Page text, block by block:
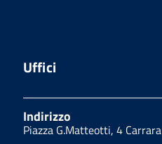
Uffici
Indirizzo
Piazza G.Matteotti, 4 Carrara